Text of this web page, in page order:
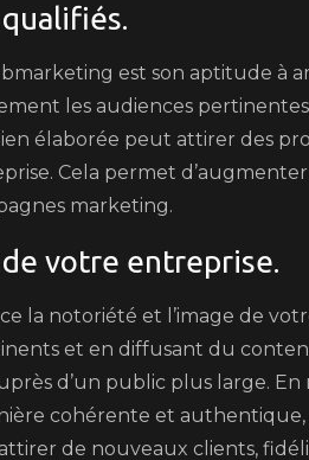
est son aptitude à
les audiences
élaborée peut attirer des
Cela permet
marketing.
votre entreprise.
la notoriété et l’image de
et en diffusant du
d’un public plus large.
cohérente et authentique,
de nouveaux clients,